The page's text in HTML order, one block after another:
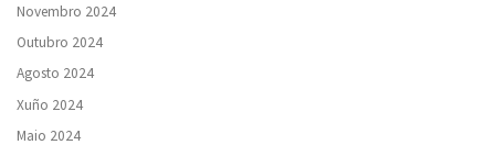
Novembro 2024
Outubro 2024
Agosto 2024
Xuño 2024
Maio 2024